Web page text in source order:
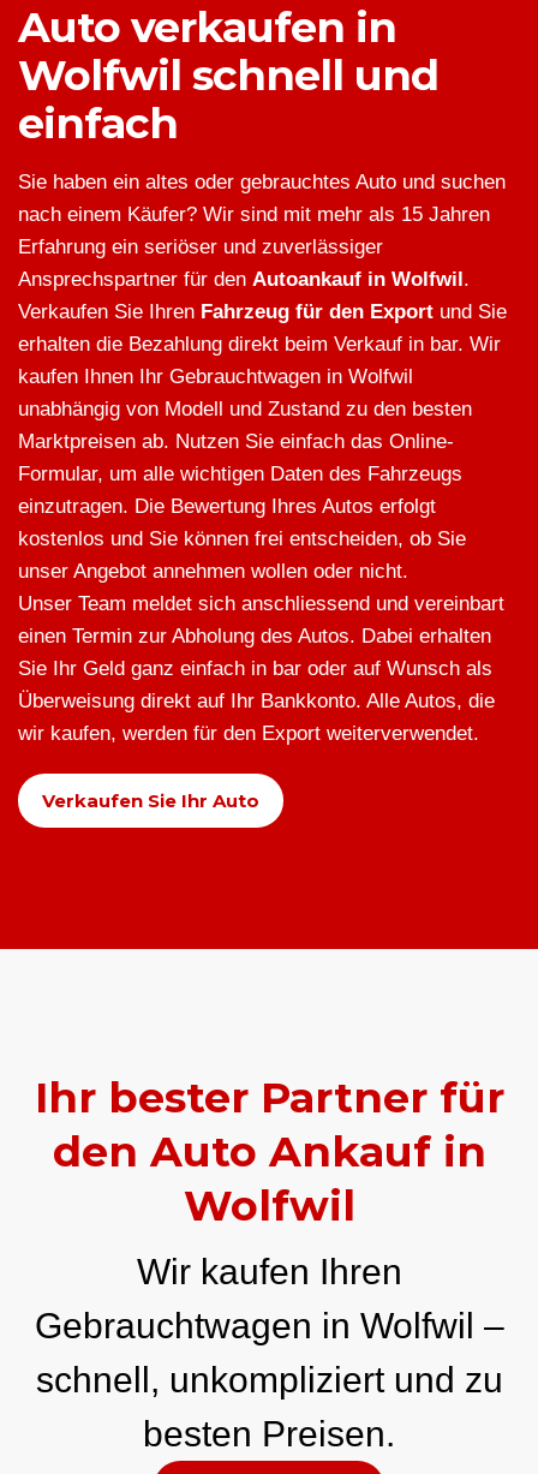
Auto verkaufen in
Wolfwil schnell und
einfach
Sie haben ein altes oder gebrauchtes Auto und suchen
nach einem Käufer? Wir sind mit mehr als 15 Jahren
Erfahrung ein seriöser und zuverlässiger
Ansprechspartner für den Autoankauf in Wolfwil.
Verkaufen Sie Ihren Fahrzeug für den Export und Sie
erhalten die Bezahlung direkt beim Verkauf in bar. Wir
kaufen Ihnen Ihr Gebrauchtwagen in Wolfwil
unabhängig von Modell und Zustand zu den besten
Marktpreisen ab. Nutzen Sie einfach das Online-
Formular, um alle wichtigen Daten des Fahrzeugs
einzutragen. Die Bewertung Ihres Autos erfolgt
kostenlos und Sie können frei entscheiden, ob Sie
unser Angebot annehmen wollen oder nicht.
Unser Team meldet sich anschliessend und vereinbart
einen Termin zur Abholung des Autos. Dabei erhalten
Sie Ihr Geld ganz einfach in bar oder auf Wunsch als
Überweisung direkt auf Ihr Bankkonto. Alle Autos, die
wir kaufen, werden für den Export weiterverwendet.
Verkaufen Sie Ihr Auto
Ihr bester Partner für
den Auto Ankauf in
Wolfwil
Wir kaufen Ihren
Gebrauchtwagen in Wolfwil –
schnell, unkompliziert und zu
besten Preisen.